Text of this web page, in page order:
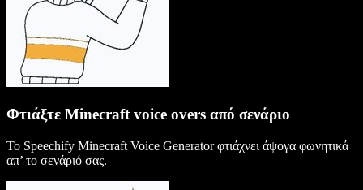
Φτιάξτε Minecraft voice overs από σενάριο
Το Speechify Minecraft Voice Generator φτιάχνει άψογα φωνητικά
απ’ το σενάριό σας.